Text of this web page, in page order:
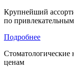
Крупнейший
по
Подробнее
Стоматологические
ценам